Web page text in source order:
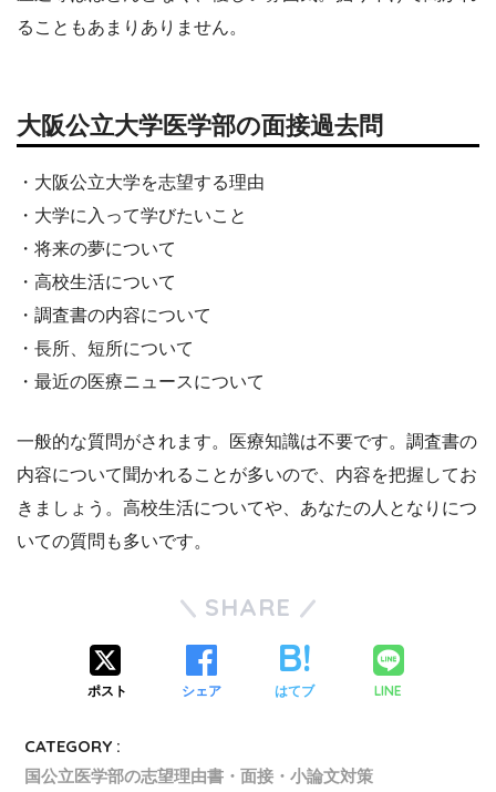
ることもあまりありません。
大阪公立大学医学部の面接過去問
・大阪公立大学を志望する理由
・大学に入って学びたいこと
・将来の夢について
・高校生活について
・調査書の内容について
・長所、短所について
・最近の医療ニュースについて
一般的な質問がされます。医療知識は不要です。調査書の
内容について聞かれることが多いので、内容を把握してお
きましょう。高校生活についてや、あなたの人となりにつ
いての質問も多いです。
SHARE
ポスト シェア はてブ LINE
CATEGORY :
国公立医学部の志望理由書・面接・小論文対策